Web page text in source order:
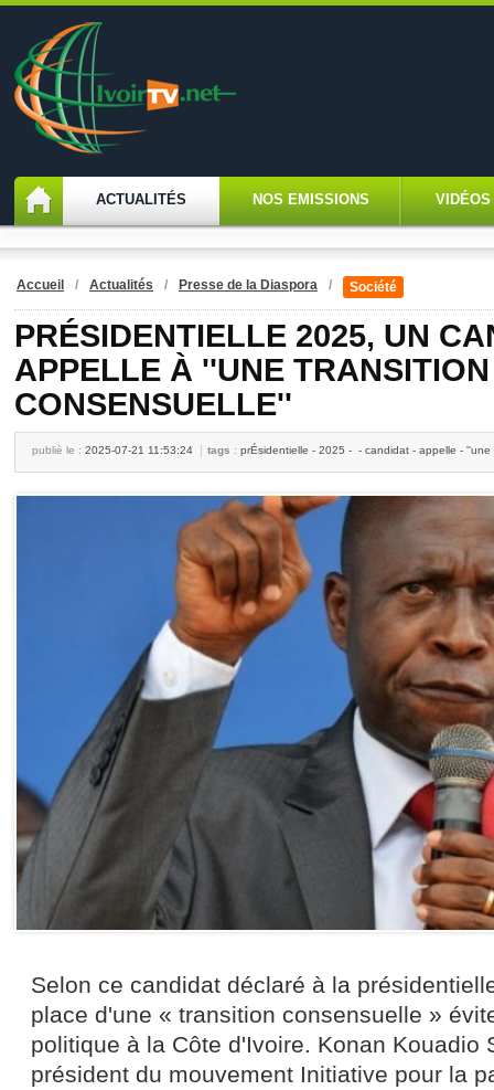
ACTUALITÉS NOS EMISSIONS VIDÉOS
Accueil / Actualités / Presse de la Diaspora / Société
PRÉSIDENTIELLE 2025, UN
APPELLE À ''UNE TRANSITION
CONSENSUELLE''
publiè le : 2025-07-21 11:53:24 tags : prÉsidentielle - 2025 - - candidat - appelle - ''une
Selon ce candidat déclaré à la
place d'une « transition consensuelle »
politique à la Côte d'Ivoire. Konan Kouadio
président du mouvement Initiative pour la